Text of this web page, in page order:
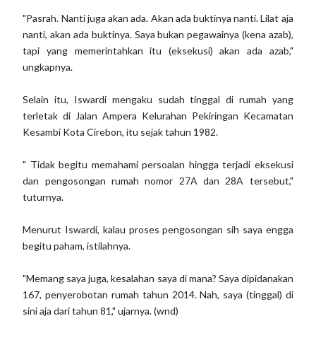
"Pasrah. Nanti juga akan ada. Akan ada buktinya nanti. Lilat aja
nanti, akan ada buktinya. Saya bukan pegawainya (kena azab),
tapi yang memerintahkan itu (eksekusi) akan ada azab,"
ungkapnya.
Selain itu, Iswardi mengaku sudah tinggal di rumah yang
terletak di Jalan Ampera Kelurahan Pekiringan Kecamatan
Kesambi Kota Cirebon, itu sejak tahun 1982.
" Tidak begitu memahami persoalan hingga terjadi eksekusi
dan pengosongan rumah nomor 27A dan 28A tersebut,"
tuturnya.
Menurut Iswardi, kalau proses pengosongan sih saya engga
begitu paham, istilahnya.
"Memang saya juga, kesalahan saya di mana? Saya dipidanakan
167, penyerobotan rumah tahun 2014. Nah, saya (tinggal) di
sini aja dari tahun 81," ujarnya. (wnd)